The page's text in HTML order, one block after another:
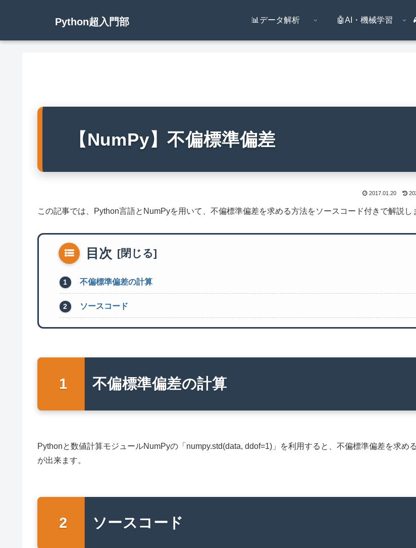
Python超入門部 📊データ解析 🤖AI・機械学習
【NumPy】不偏標準偏差
2017.01.20
この記事では、Python言語とNumPyを用いて、不偏標準偏差を求める方法をソースコード付きで解説し
目次
不偏標準偏差の計算
ソースコード
不偏標準偏差の計算
Pythonと数値計算モジュールNumPyの「numpy.std(data, ddof=1)」を利用すると、不偏標準偏差を求め
が出来ます。
ソースコード